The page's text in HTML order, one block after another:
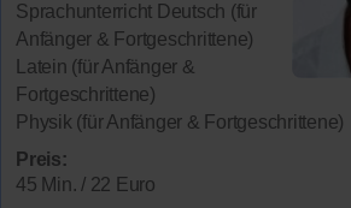
Sprachunterricht Deutsch (für
Anfänger & Fortgeschrittene)
Latein (für Anfänger &
Fortgeschrittene)
Physik (für Anfänger & Fortgeschrittene)
Preis:
45 Min. / 22 Euro